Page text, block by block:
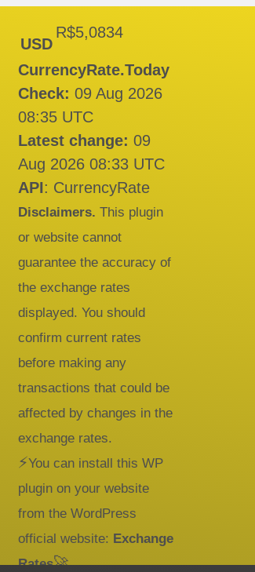
USD
R$5,0834
CurrencyRate.Today
Check: 09 Aug 2026
08:35 UTC
Latest change: 09
Aug 2026 08:33 UTC
API: CurrencyRate
Disclaimers. This plugin
or website cannot
guarantee the accuracy of
the exchange rates
displayed. You should
confirm current rates
before making any
transactions that could be
affected by changes in the
exchange rates.
⚡You can install this WP
plugin on your website
from the WordPress
official website: Exchange
Rates🚀